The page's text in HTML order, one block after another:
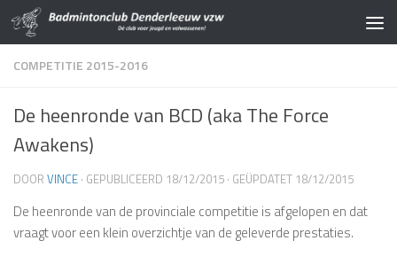
Doorgaan naar inhoud
COMPETITIE 2015-2016
De heenronde van BCD (aka The Force
Awakens)
DOOR VINCE · GEPUBLICEERD 18/12/2015 · GEÜPDATET 18/12/2015
De heenronde van de provinciale competitie is afgelopen en dat
vraagt voor een klein overzichtje van de geleverde prestaties.